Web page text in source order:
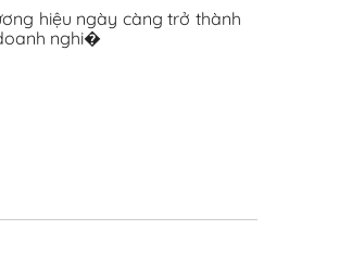
hiệu ngày càng trở thành
nghi�